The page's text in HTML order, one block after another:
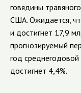
говядины
США. Ожидается,
и достигнет 17,9
прогнозируемый
год
достигнет 4,4%.